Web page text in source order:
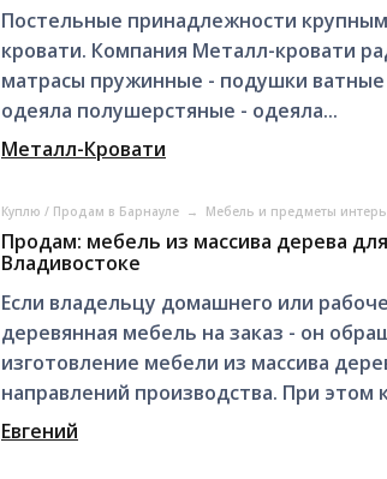
Постельные принадлежности
кровати. Компания Металл-кровати
матрасы пружинные - подушки
одеяла полушерстяные - одеяла...
Металл-Кровати
Куплю / Продам в Барнауле → Мебель и предметы
Продам: мебель из массива дерева
Владивостоке
Если владельцу домашнего или
деревянная мебель на заказ - он
изготовление мебели из массива
направлений производства. При этом
Евгений